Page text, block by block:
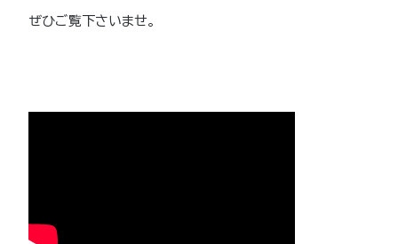
ぜひご覧下さいませ。